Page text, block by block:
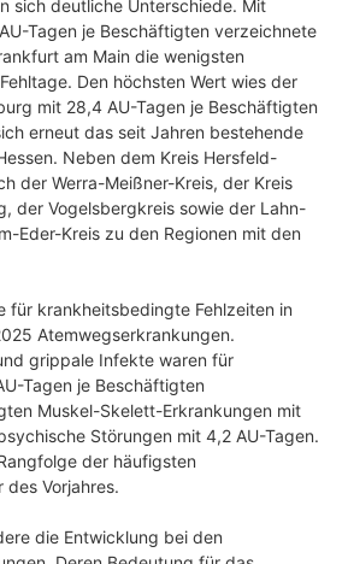
sich deutliche Unterschiede. Mit
Tagen je Beschäftigten verzeichnete
am Main die wenigsten
Den höchsten Wert wies der
mit 28,4 AU-Tagen je Beschäftigten
erneut das seit Jahren bestehende
Neben dem Kreis Hersfeld-
der Werra-Meißner-Kreis, der Kreis
der Vogelsbergkreis sowie der Lahn-
Eder-Kreis zu den Regionen mit den
für krankheitsbedingte Fehlzeiten in
Atemwegserkrankungen.
grippale Infekte waren für
Tagen je Beschäftigten
Muskel-Skelett-Erkrankungen mit
Störungen mit 4,2 AU-Tagen.
der häufigsten
des Vorjahres.
die Entwicklung bei den